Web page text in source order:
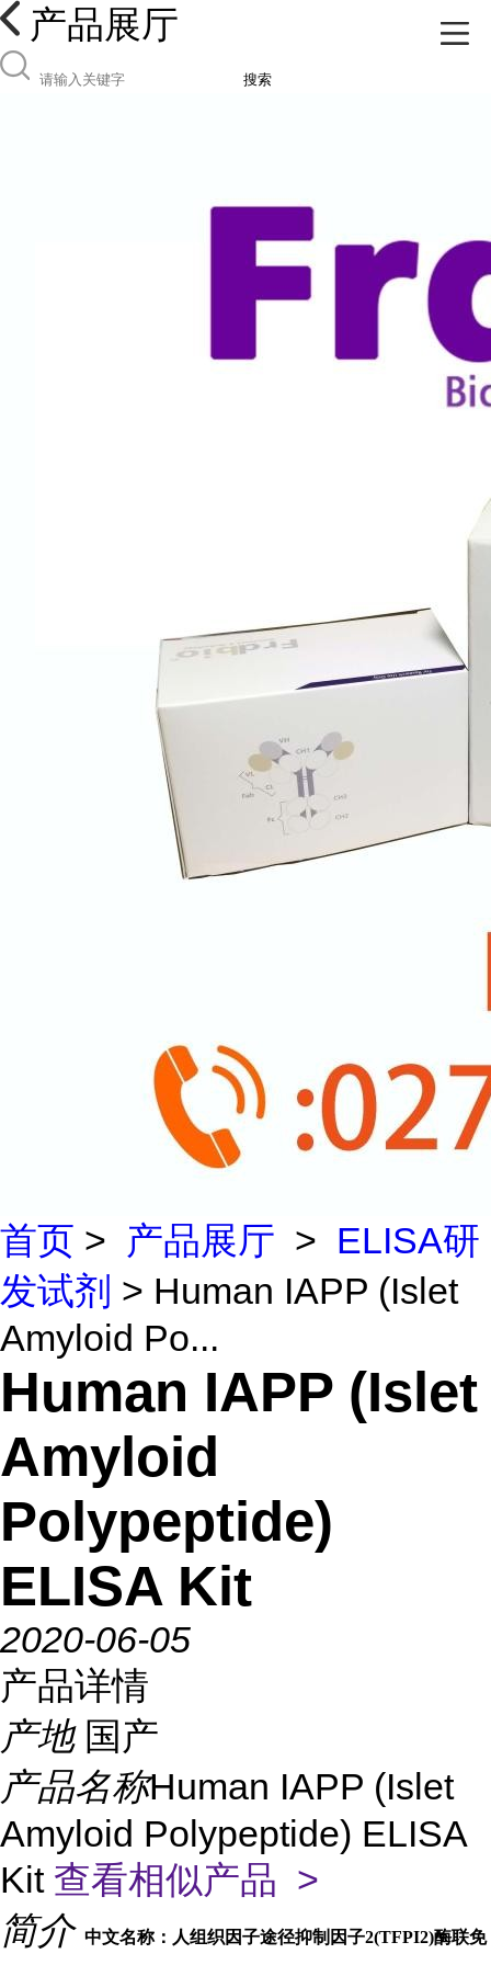
产品展厅
搜索
首页 > 产品展厅 > ELISA研
发试剂 > Human IAPP (Islet
Amyloid Po...
Human IAPP (Islet
Amyloid
Polypeptide)
ELISA Kit
2020-06-05
产品详情
产地 国产
产品名称Human IAPP (Islet
Amyloid Polypeptide) ELISA
Kit 查看相似产品 >
简介 中文名称：人组织因子途径抑制因子2(TFPI2)酶联免